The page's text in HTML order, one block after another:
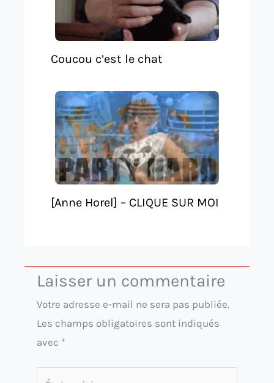
Coucou c’est le chat
[Anne Horel] – CLIQUE SUR MOI
Laisser un commentaire
Votre adresse e-mail ne sera pas publiée.
Les champs obligatoires sont indiqués
avec *
Écrivez